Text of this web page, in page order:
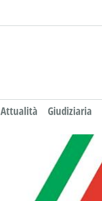
Attualità Giudiziaria